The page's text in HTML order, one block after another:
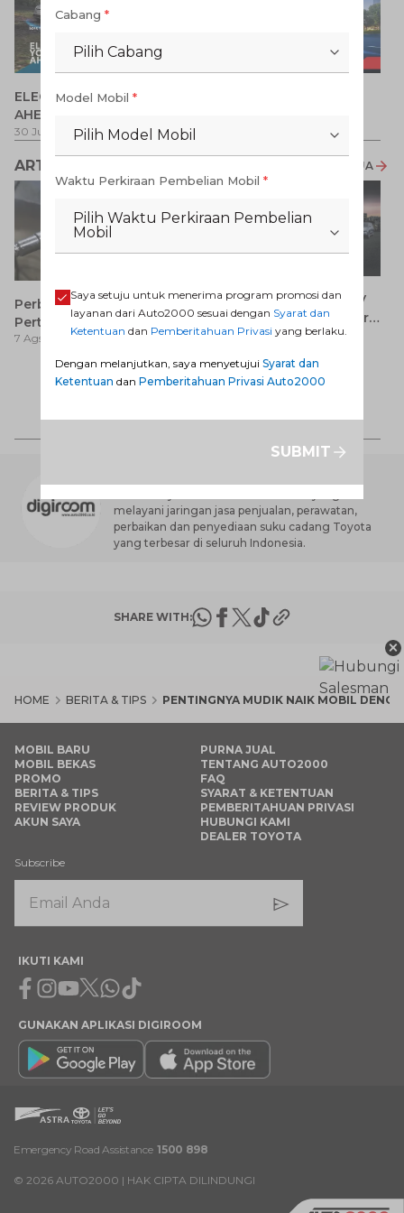
ELECTRIFY YOUR PATH
AHEAD
30 Jul 2026-31 Ags 2026
ARTIKEL LAINNYA LIHAT SEMUA
Perbedaan Pertamax dan
Pertalite: Mana yang Lebih
Baik untuk Mobil Toyota
7 Ags 2026
7 Keunggulan Mobil SUV
Dibanding MPV yang Perlu
Anda Ketahui
7 Ags 2026
melayani jaringan jasa penjualan, perawatan,
perbaikan dan penyediaan suku cadang Toyota
yang terbesar di seluruh Indonesia.
SHARE WITH:
HOME BERITA & TIPS PENTINGNYA MUDIK NAIK MOBIL
×
MOBIL BARU
MOBIL BEKAS
PROMO
BERITA & TIPS
REVIEW PRODUK
AKUN SAYA
PURNA JUAL
TENTANG AUTO2000
FAQ
SYARAT & KETENTUAN
PEMBERITAHUAN PRIVASI
HUBUNGI KAMI
DEALER TOYOTA
Subscribe
IKUTI KAMI
Facebook
Instagram
Youtube
X Whatsapp
Tiktok
GUNAKAN APLIKASI DIGIROOM
Emergency Road Assistance 1500 898
© 2026 AUTO2000 | HAK CIPTA DILINDUNGI
Cabang *
Pilih Cabang
Model Mobil *
Pilih Model Mobil
Waktu Perkiraan Pembelian Mobil *
Pilih Waktu Perkiraan Pembelian
Mobil
Saya setuju untuk menerima program promosi dan
layanan dari Auto2000 sesuai dengan Syarat dan
Ketentuan dan Pemberitahuan Privasi yang berlaku.
Dengan melanjutkan, saya menyetujui Syarat dan
Ketentuan dan Pemberitahuan Privasi Auto2000
SUBMIT